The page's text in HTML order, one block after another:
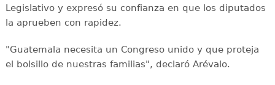
Legislativo y expresó su confianza en que los diputados
la aprueben con rapidez.
"Guatemala necesita un Congreso unido y que proteja
el bolsillo de nuestras familias", declaró Arévalo.